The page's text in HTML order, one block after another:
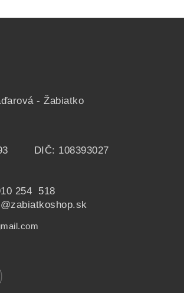
- Žabiatko
DIČ: 108393027
254 518